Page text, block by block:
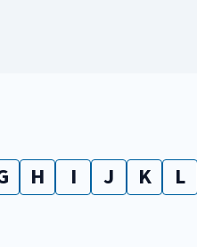
H I J K L